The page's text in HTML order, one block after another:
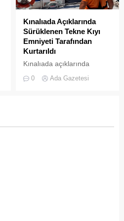
Kınalıada Açıklarında
Sürüklenen Tekne Kıyı
Emniyeti Tarafından
Kurtarıldı
Kınalıada açıklarında
denizde mahsur kalan bir
0 Ada Gazetesi